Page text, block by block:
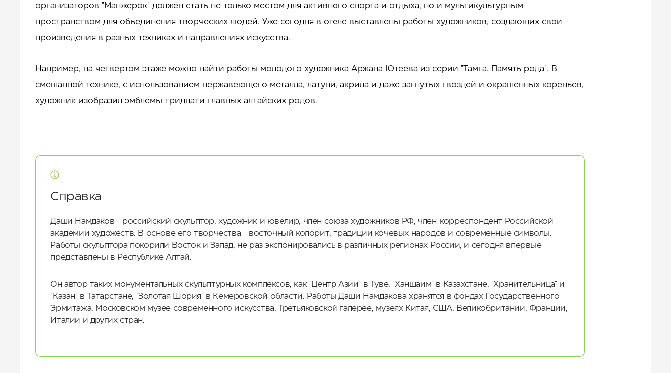
организаторов "Манжерок" должен стать не только местом для активного спорта и отдыха, но и мультикультурным
пространством для объединения творческих людей. Уже сегодня в отеле выставлены работы художников, создающих свои
произведения в разных техниках и направлениях искусства.
Например, на четвертом этаже можно найти работы молодого художника Аржана Ютеева из серии "Тамга. Память рода". В
смешанной технике, с использованием нержавеющего металла, латуни, акрила и даже загнутых гвоздей и окрашенных кореньев,
художник изобразил эмблемы тридцати главных алтайских родов.
Справка
Даши Намдаков - российский скульптор, художник и ювелир, член союза художников РФ, член-корреспондент Российской
академии художеств. В основе его творчества - восточный колорит, традиции кочевых народов и современные символы.
Работы скульптора покорили Восток и Запад, не раз экспонировались в различных регионах России, и сегодня впервые
представлены в Республике Алтай.
Он автор таких монументальных скульптурных комплексов, как "Центр Азии" в Туве, "Ханшаим" в Казахстане, "Хранительница" и
"Казан" в Татарстане, "Золотая Шория" в Кемеровской области. Работы Даши Намдакова хранятся в фондах Государственного
Эрмитажа, Московском музее современного искусства, Третьяковской галерее, музеях Китая, США, Великобритании, Франции,
Италии и других стран.